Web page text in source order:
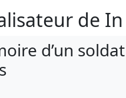
de
d’un